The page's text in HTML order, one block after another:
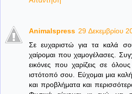
Animalspress 29 Δεκεμβρίου
Σε ευχαριστώ για τα καλά
χαίρομαι που χαμογέλασες.
εικόνες που χαρίζεις σε
ιστότοπό σου. Εύχομαι μια
και προβλήματα και